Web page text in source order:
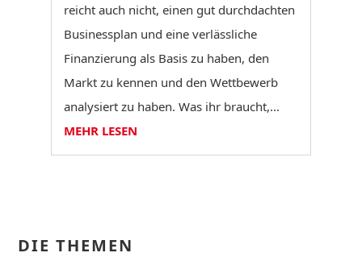
reicht auch nicht, einen gut durchdachten
Businessplan und eine verlässliche
Finanzierung als Basis zu haben, den
Markt zu kennen und den Wettbewerb
analysiert zu haben. Was ihr braucht,...
MEHR LESEN
DIE THEMEN